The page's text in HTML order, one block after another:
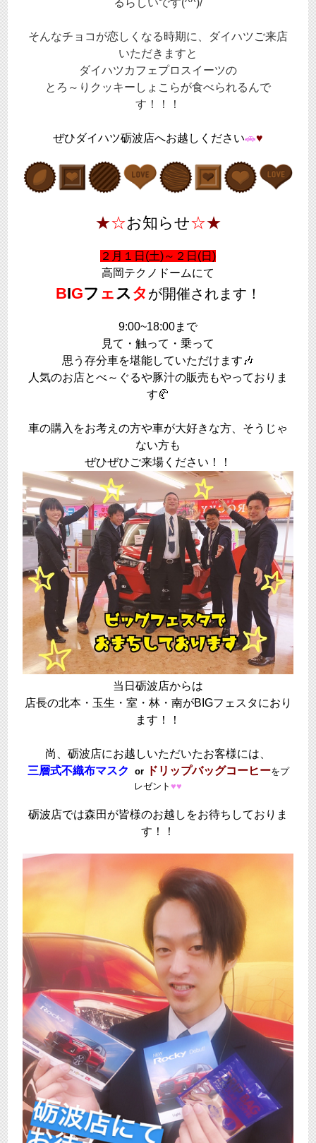
そんなチョコが恋しくなる時期に、ダイハツご来店
いただきますと
ダイハツカフェプロスイーツの
とろ～りクッキーしょこらが食べられるんで
す！！！
ぜひダイハツ砺波店へお越しください🚗♥
★☆お知らせ☆★
２月１日(土)～２日(日)
高岡テクノドームにて
BIGフ ェス タ が開催されます！
9:00~18:00まで
見て・触って・乗って
思う存分車を堪能していただけます🎶
人気のお店とべ～ぐるや豚汁の販売もやっておりま
す🥐
車の購入をお考えの方や車が大好きな方、そうじゃ
ない方も
ぜひぜひご来場ください！！
当日砺波店からは
店長の北本・玉生・室・林・南がBIGフェスタにおり
ます！！
尚、砺波店にお越しいただいたお客様には、
三層式不織布マスク or ドリップバッグコーヒーをプ
レゼント ♥♥
砺波店では森田が皆様のお越しをお待ちしておりま
す！！